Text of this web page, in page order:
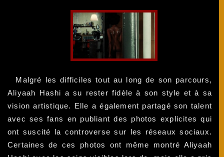
Malgré les difficiles tout au long de son parcours,
Aliyaah Hashi a su rester fidèle à son style et à sa
vision artistique. Elle a également partagé son talent
avec ses fans en publiant des photos explicites qui
ont suscité la controverse sur les réseaux sociaux.
Certaines de ces photos ont même montré Aliyaah